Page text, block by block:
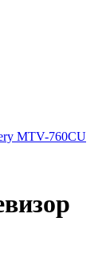
MTV-760CU